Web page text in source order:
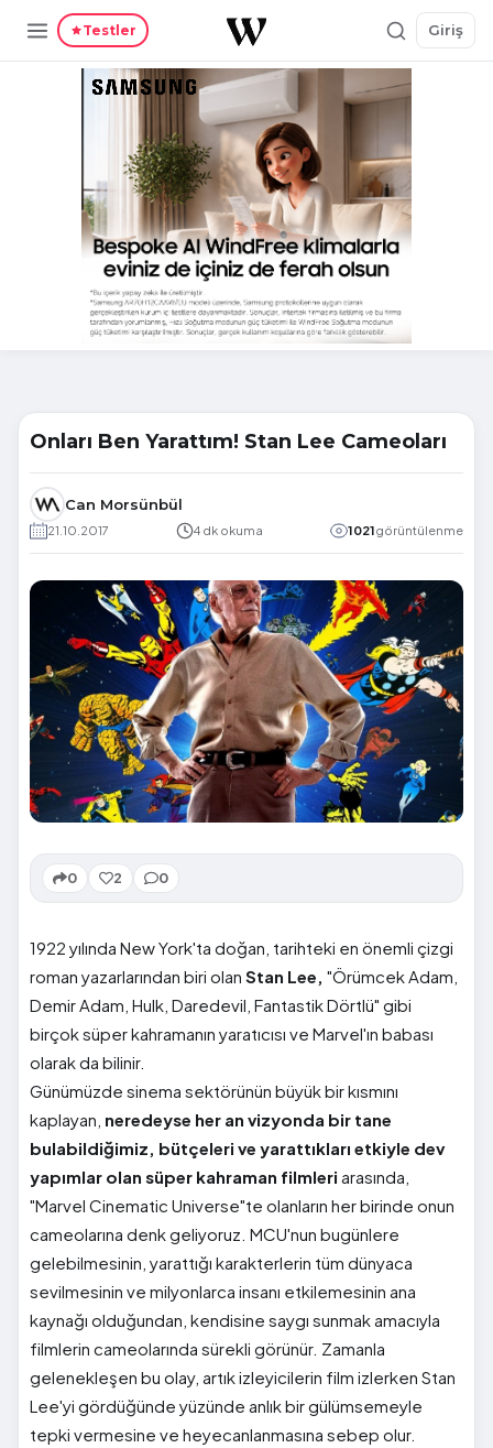
Testler Giriş
Onları Ben Yarattım! Stan Lee Cameoları
Can Morsünbül
21.10.2017 4 dk okuma 1021görüntülenme
0 2 0
1922 yılında New York'ta doğan, tarihteki en önemli çizgi
roman yazarlarından biri olan Stan Lee, "Örümcek Adam,
Demir Adam, Hulk, Daredevil, Fantastik Dörtlü" gibi
birçok süper kahramanın yaratıcısı ve Marvel'ın babası
olarak da bilinir.
Günümüzde sinema sektörünün büyük bir kısmını
kaplayan, neredeyse her an vizyonda bir tane
bulabildiğimiz, bütçeleri ve yarattıkları etkiyle dev
yapımlar olan süper kahraman filmleri arasında,
"Marvel Cinematic Universe"te olanların her birinde onun
cameolarına denk geliyoruz. MCU'nun bugünlere
gelebilmesinin, yarattığı karakterlerin tüm dünyaca
sevilmesinin ve milyonlarca insanı etkilemesinin ana
kaynağı olduğundan, kendisine saygı sunmak amacıyla
filmlerin cameolarında sürekli görünür. Zamanla
gelenekleşen bu olay, artık izleyicilerin film izlerken Stan
Lee'yi gördüğünde yüzünde anlık bir gülümsemeyle
tepki vermesine ve heyecanlanmasına sebep olur.